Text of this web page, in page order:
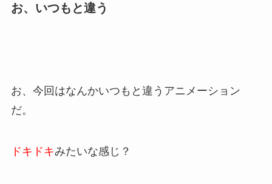
お、いつもと違う
お、今回はなんかいつもと違うアニメーション
だ。
ドキドキみたいな感じ？